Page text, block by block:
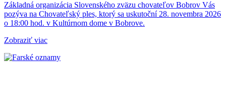
Základná organizácia Slovenského zväzu chovateľov Bobrov Vás
pozýva na Chovateľský ples, ktorý sa uskutoční 28. novembra 2026
o 18:00 hod. v Kultúrnom dome v Bobrove.
Zobraziť viac